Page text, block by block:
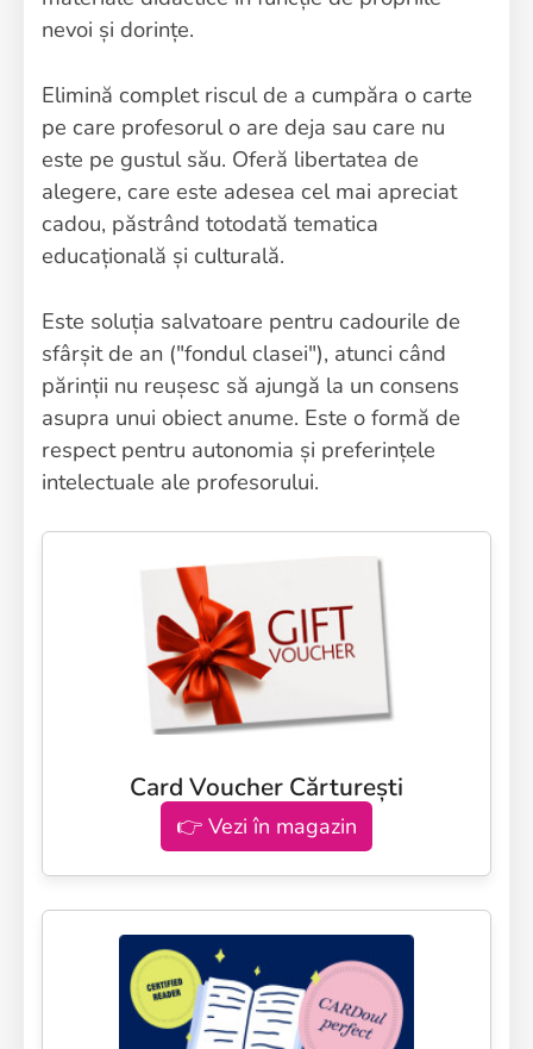
nevoi și dorințe.
Elimină complet riscul de a cumpăra o carte
pe care profesorul o are deja sau care nu
este pe gustul său. Oferă libertatea de
alegere, care este adesea cel mai apreciat
cadou, păstrând totodată tematica
educațională și culturală.
Este soluția salvatoare pentru cadourile de
sfârșit de an ("fondul clasei"), atunci când
părinții nu reușesc să ajungă la un consens
asupra unui obiect anume. Este o formă de
respect pentru autonomia și preferințele
intelectuale ale profesorului.
Card Voucher Cărturești
👉 Vezi în magazin